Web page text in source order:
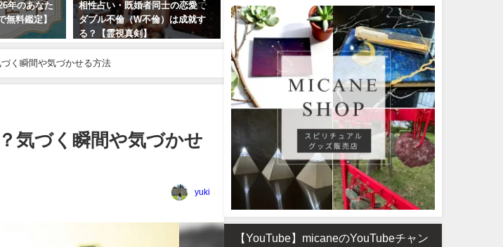
年のあなた
無料鑑定】
相性占い・既婚者同士の恋愛で
ダブル不倫（W不倫）は成就す
る？【霊視真剣】
干支占い2026年（令和8年）【十
二支＋60種類（60干支）の運
勢・性格・相性を無料紹介】
タロット占い・彼氏の浮気
配…浮気度診断でチェック
く瞬間や気づかせる方法
気づく瞬間や気づかせ
yuki
【YouTube】micaneのYouTubeチャン